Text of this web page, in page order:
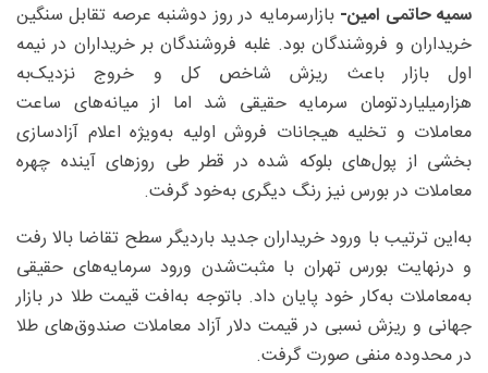
سمیه حاتمی امین- بازارسرمایه در روز دوشنبه عرصه تقابل سنگین
خریداران و فروشندگان بود. غلبه فروشندگان بر خریداران در نیمه
اول بازار باعث ریزش شاخص کل و خروج نزدیک‌به‌
هزار‌میلیاردتومان سرمایه حقیقی شد اما از میانه‌های ساعت
معاملات و تخلیه هیجانات فروش اولیه به‌ویژه اعلام آزادسازی
بخشی از پول‌های بلوکه شده در قطر طی روزهای آینده چهره
معاملات در بورس نیز رنگ دیگری به‌خود گرفت.
به‌این ترتیب با ورود خریداران جدید باردیگر سطح تقاضا بالا رفت
و درنهایت بورس تهران با مثبت‌شدن ورود سرمایه‌های حقیقی
به‌معاملات به‌کار خود پایان داد. باتوجه به‌افت قیمت طلا در بازار
جهانی و ریزش نسبی در قیمت دلار آزاد معاملات صندوق‌های طلا
در محدوده منفی صورت گرفت.